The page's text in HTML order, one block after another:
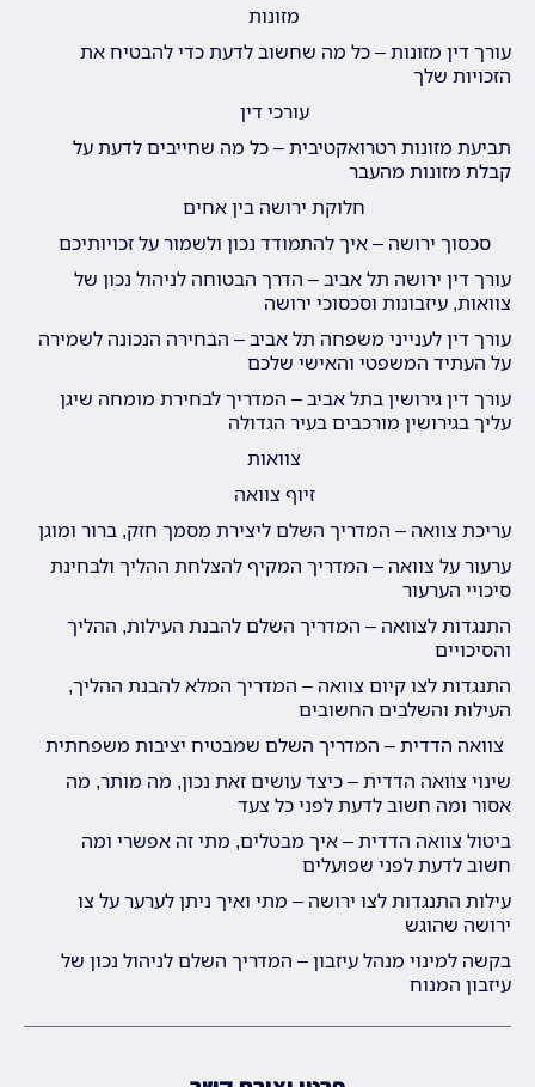
מזונות
עורך דין מזונות – כל מה שחשוב לדעת כדי להבטיח את
הזכויות שלך
עורכי דין
תביעת מזונות רטרואקטיבית – כל מה שחייבים לדעת על
קבלת מזונות מהעבר
חלוקת ירושה בין אחים
סכסוך ירושה – איך להתמודד נכון ולשמור על זכויותיכם
עורך דין ירושה תל אביב – הדרך הבטוחה לניהול נכון של
צוואות, עיזבונות וסכסוכי ירושה
עורך דין לענייני משפחה תל אביב – הבחירה הנכונה לשמירה
על העתיד המשפטי והאישי שלכם
עורך דין גירושין בתל אביב – המדריך לבחירת מומחה שיגן
עליך בגירושין מורכבים בעיר הגדולה
צוואות
זיוף צוואה
עריכת צוואה – המדריך השלם ליצירת מסמך חזק, ברור ומוגן
ערעור על צוואה – המדריך המקיף להצלחת ההליך ולבחינת
סיכויי הערעור
התנגדות לצוואה – המדריך השלם להבנת העילות, ההליך
והסיכויים
התנגדות לצו קיום צוואה – המדריך המלא להבנת ההליך,
העילות והשלבים החשובים
צוואה הדדית – המדריך השלם שמבטיח יציבות משפחתית
שינוי צוואה הדדית – כיצד עושים זאת נכון, מה מותר, מה
אסור ומה חשוב לדעת לפני כל צעד
ביטול צוואה הדדית – איך מבטלים, מתי זה אפשרי ומה
חשוב לדעת לפני שפועלים
עילות התנגדות לצו ירושה – מתי ואיך ניתן לערער על צו
ירושה שהוגש
בקשה למינוי מנהל עיזבון – המדריך השלם לניהול נכון של
עיזבון המנוח